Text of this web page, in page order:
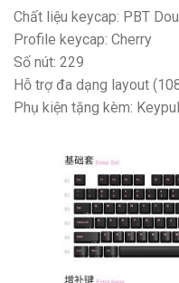
Chất liệu keycap: PBT
Profile keycap: Cherry
Số nút: 229
Hỗ trợ đa dạng layout
Phụ kiện tặng kèm: